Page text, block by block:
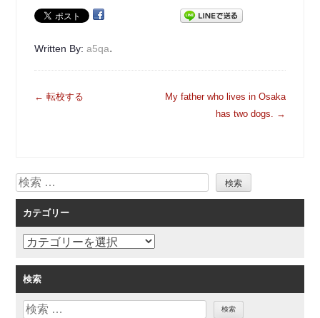
Written By:a5qa.
投
ー
シ
ョ
ン
← 転校する
My father who lives in Osaka
has two dogs. →
検
索
カテゴリー
カ
ゴ
リ
ー
検索
検